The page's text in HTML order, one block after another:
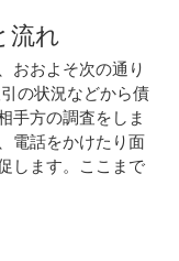
流れ
おおよそ次の通り
の状況などから債
手方の調査をしま
電話をかけたり面
します。ここまで